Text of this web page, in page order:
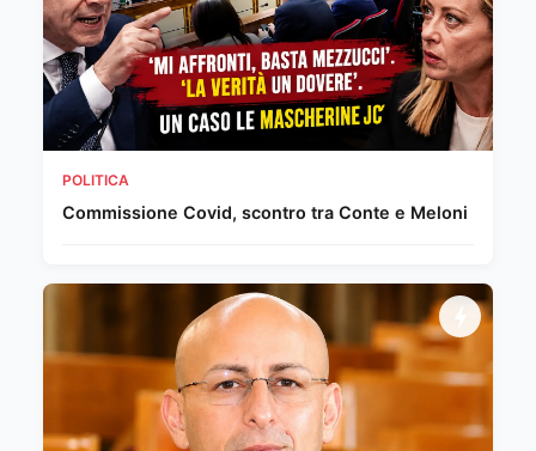
POLITICA
Commissione Covid, scontro tra Conte e Meloni